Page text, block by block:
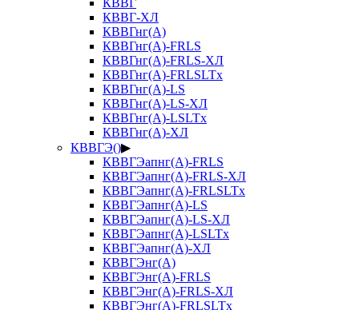
КВВГ
КВВГ-ХЛ
КВВГнг(А)
КВВГнг(А)-FRLS
КВВГнг(А)-FRLS-ХЛ
КВВГнг(А)-FRLSLTx
КВВГнг(А)-LS
КВВГнг(А)-LS-ХЛ
КВВГнг(А)-LSLTx
КВВГнг(А)-ХЛ
КВВГЭ()▶
КВВГЭапнг(А)-FRLS
КВВГЭапнг(А)-FRLS-ХЛ
КВВГЭапнг(А)-FRLSLTx
КВВГЭапнг(А)-LS
КВВГЭапнг(А)-LS-ХЛ
КВВГЭапнг(А)-LSLTx
КВВГЭапнг(А)-ХЛ
КВВГЭнг(А)
КВВГЭнг(А)-FRLS
КВВГЭнг(А)-FRLS-ХЛ
КВВГЭнг(А)-FRLSLTx